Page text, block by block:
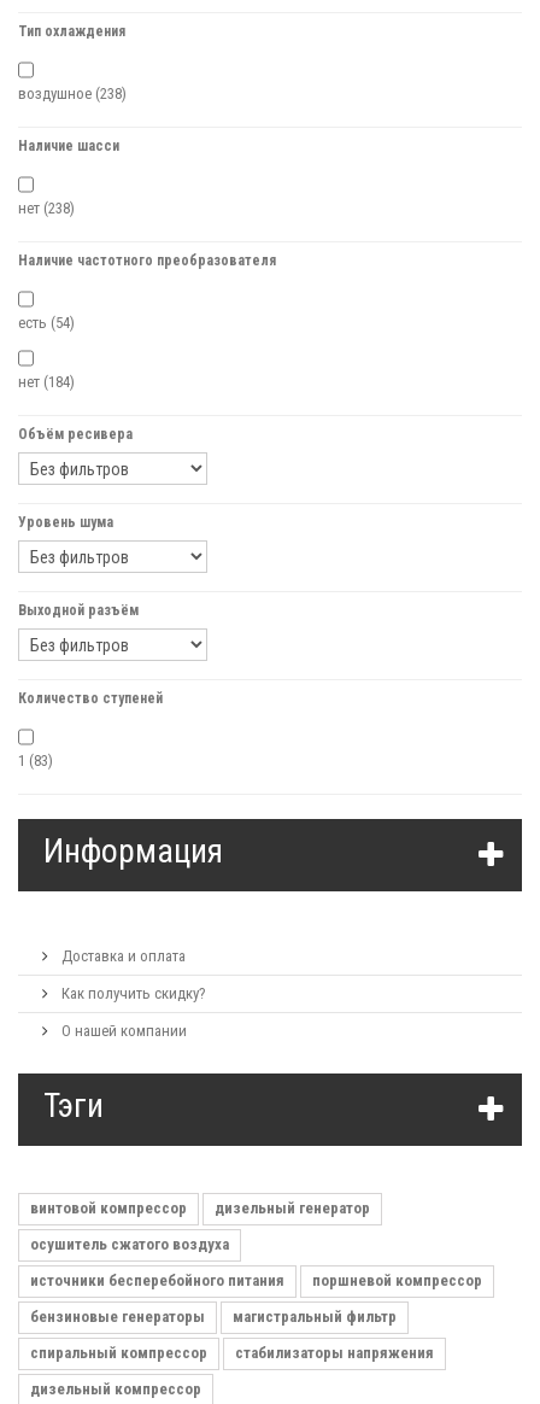
Тип охлаждения
воздушное (238)
Наличие шасси
нет (238)
Наличие частотного преобразователя
есть (54)
нет (184)
Объём ресивера
Уровень шума
Выходной разъём
Количество ступеней
1 (83)
Информация
Доставка и оплата
Как получить скидку?
О нашей компании
Тэги
винтовой компрессор
дизельный генератор
осушитель сжатого воздуха
источники бесперебойного питания
поршневой компрессор
бензиновые генераторы
магистральный фильтр
спиральный компрессор
стабилизаторы напряжения
дизельный компрессор